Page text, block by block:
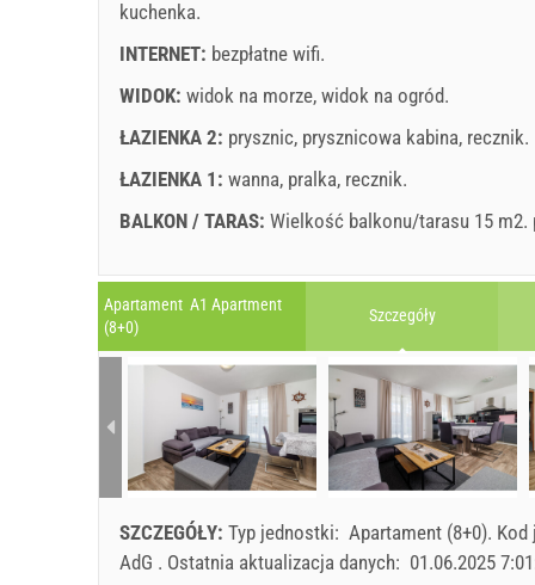
kuchenka.
INTERNET: bezpłatne wifi.
WIDOK: widok na morze, widok na ogród.
ŁAZIENKA 2: prysznic, prysznicowa kabina, recznik.
ŁAZIENKA 1: wanna, pralka, recznik.
BALKON / TARAS: Wielkość balkonu/tarasu 15 m2.
A2 Apartment (8+2) : Prices 2026 EUR
Nr. Osób
21 lip 2026
21 sie 2026
1 - 8
235.71 EUR
9
min. Nocy
6
Wyjaśnienie: daty na czerwonym tle są
sierpień 2026
PN ŚR CZ PT
2
10
11 12 13 14 15
16
17
18 19 20 21 22
23
PN
14
21
Pola oznaczone gwiazdką (*) są obowiązkowe!
Apartament A1 Apartment
(8+0)
Szczegóły
SZCZEGÓŁY: Typ jednostki: Apartament (8+0). Kod
AdG . Ostatnia aktualizacja danych: 01.06.2025